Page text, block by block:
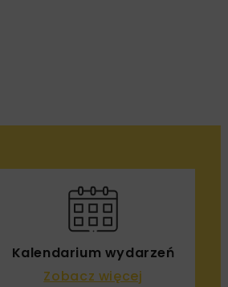
Kalendarium wydarzeń
Zobacz więcej